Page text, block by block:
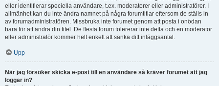
eller identifierar speciella användare, t.ex. moderatorer eller administratörer. I
allmänhet kan du inte ändra namnet på några forumtitlar eftersom de ställs in
av forumadministratören. Missbruka inte forumet genom att posta i onödan
bara för att ändra din titel. De flesta forum tolererar inte detta och en moderator
eller administratör kommer helt enkelt att sänka ditt inläggsantal.
Upp
När jag försöker skicka e-post till en användare så kräver forumet att jag
loggar in?